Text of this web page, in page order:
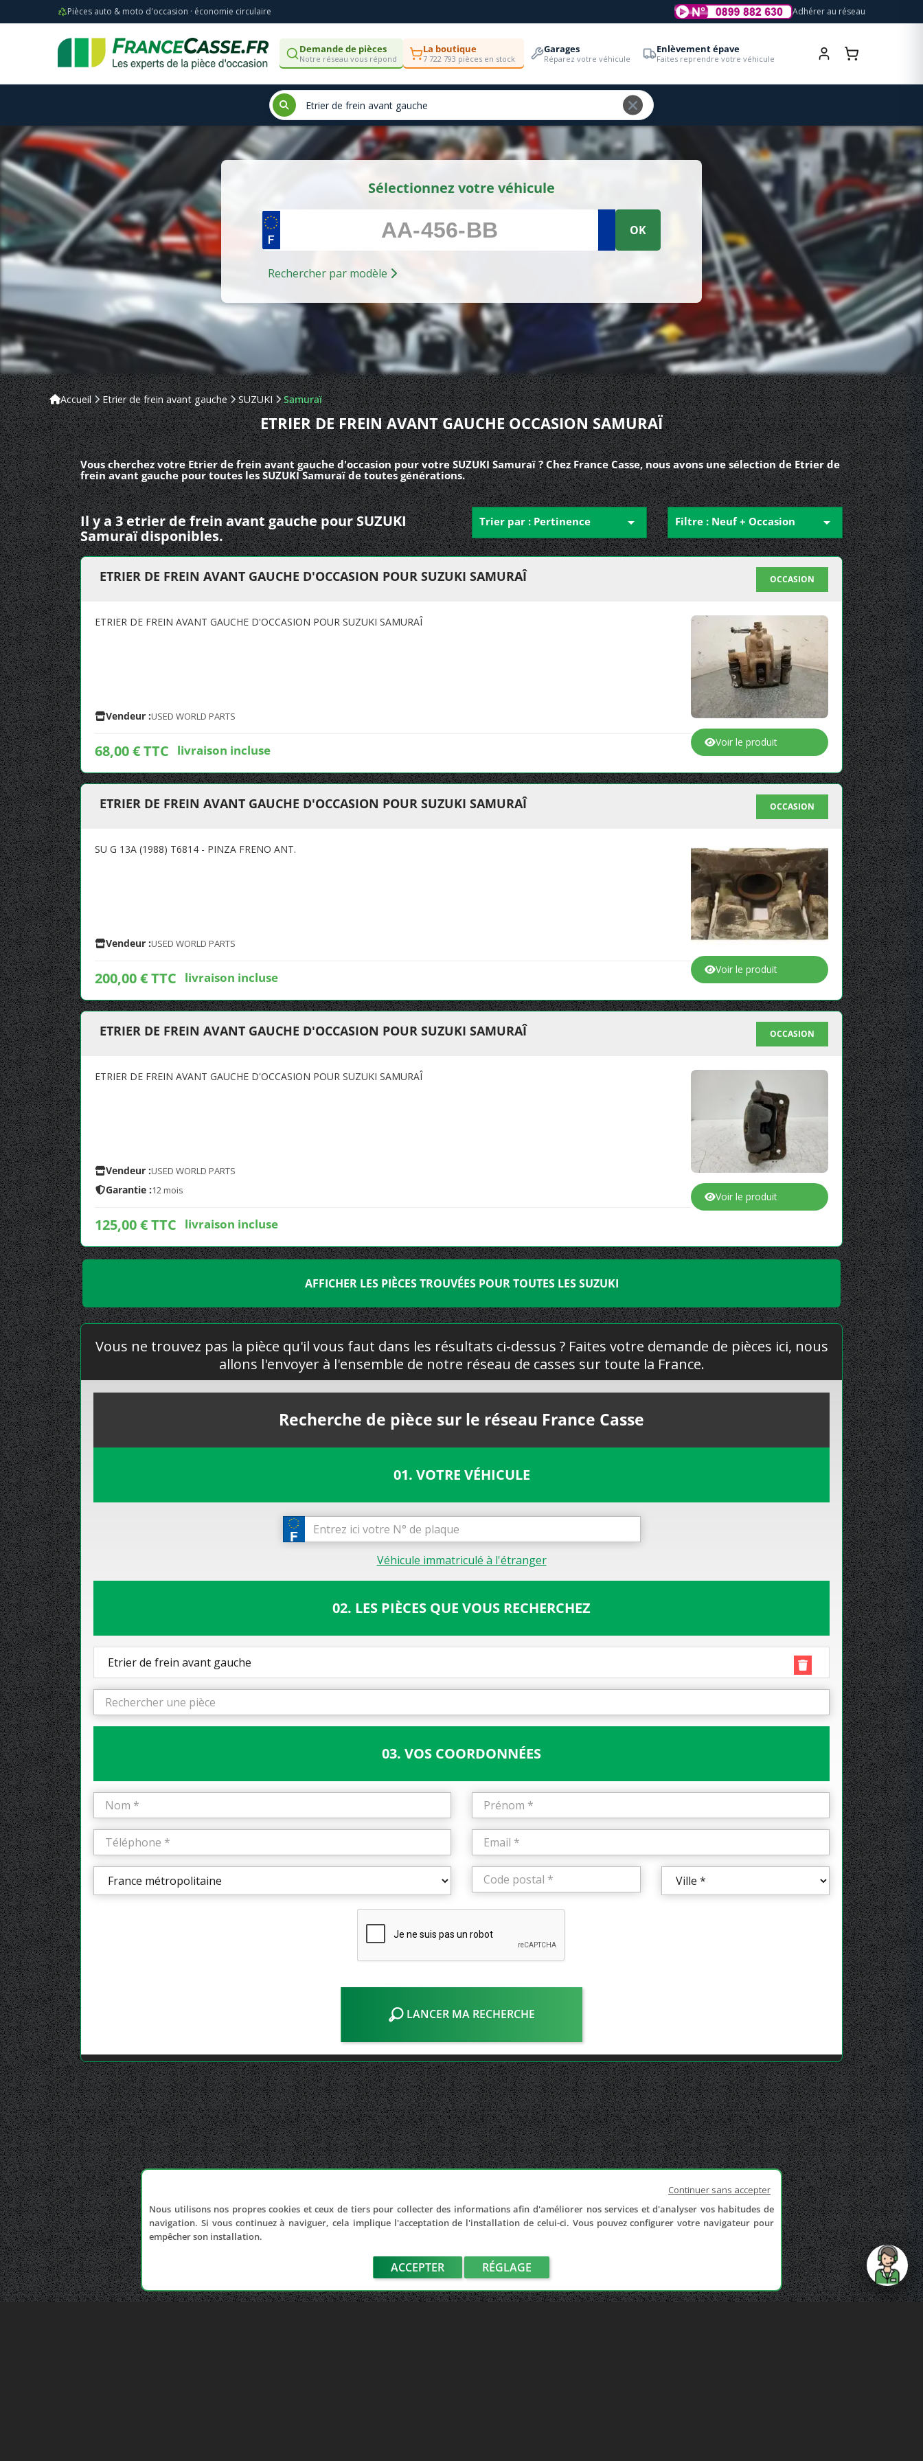
Pièces auto & moto d'occasion · économie circulaire Adhérer au réseau
Demande de pièces
Notre réseau vous répond
La boutique
7 722 793 pièces en stock
Garages
Réparez votre véhicule
Enlèvement épave
Faites reprendre votre véhicule
Sélectionnez votre véhicule
OK
Rechercher par modèle
Accueil Etrier de frein avant gauche SUZUKI Samuraï
ETRIER DE FREIN AVANT GAUCHE OCCASION SAMURAÏ
Vous cherchez votre Etrier de frein avant gauche d'occasion pour votre SUZUKI Samuraï ? Chez France Casse, nous avons une sélection de Etrier de
frein avant gauche pour toutes les SUZUKI Samuraï de toutes générations.
Il y a 3 etrier de frein avant gauche pour SUZUKI
Samuraï disponibles.
Trier par : Pertinence  Filtre : Neuf + Occasion 
ETRIER DE FREIN AVANT GAUCHE D'OCCASION POUR SUZUKI SAMURAÎ OCCASION
ETRIER DE FREIN AVANT GAUCHE D'OCCASION POUR SUZUKI SAMURAÎ
Vendeur :USED WORLD PARTS
68,00 € TTC livraison incluse Voir le produit
ETRIER DE FREIN AVANT GAUCHE D'OCCASION POUR SUZUKI SAMURAÎ OCCASION
SU G 13A (1988) T6814 - PINZA FRENO ANT.
Vendeur :USED WORLD PARTS
200,00 € TTC livraison incluse Voir le produit
ETRIER DE FREIN AVANT GAUCHE D'OCCASION POUR SUZUKI SAMURAÎ OCCASION
ETRIER DE FREIN AVANT GAUCHE D'OCCASION POUR SUZUKI SAMURAÎ
Vendeur :USED WORLD PARTS
Garantie :12 mois
125,00 € TTC livraison incluse
Voir le produit
AFFICHER LES PIÈCES TROUVÉES POUR TOUTES LES SUZUKI
Vous ne trouvez pas la pièce qu'il vous faut dans les résultats ci-dessus ? Faites votre demande de pièces ici, nous
allons l'envoyer à l'ensemble de notre réseau de casses sur toute la France.
Recherche de pièce sur le réseau France Casse
01. VOTRE VÉHICULE
Véhicule immatriculé à l'étranger
02. LES PIÈCES QUE VOUS RECHERCHEZ
Etrier de frein avant gauche
03. VOS COORDONNÉES
LANCER MA RECHERCHE
Continuer sans accepter
Nous utilisons nos propres cookies et ceux de tiers pour collecter des informations afin d'améliorer nos services et d'analyser vos habitudes de
navigation. Si vous continuez à naviguer, cela implique l'acceptation de l'installation de celui-ci. Vous pouvez configurer votre navigateur pour
empêcher son installation.
ACCEPTER RÉGLAGE